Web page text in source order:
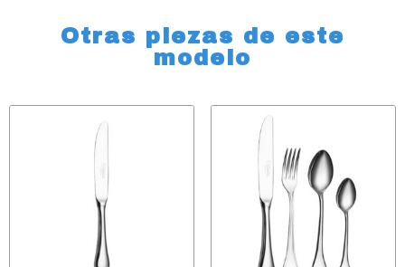
Otras piezas de este
modelo